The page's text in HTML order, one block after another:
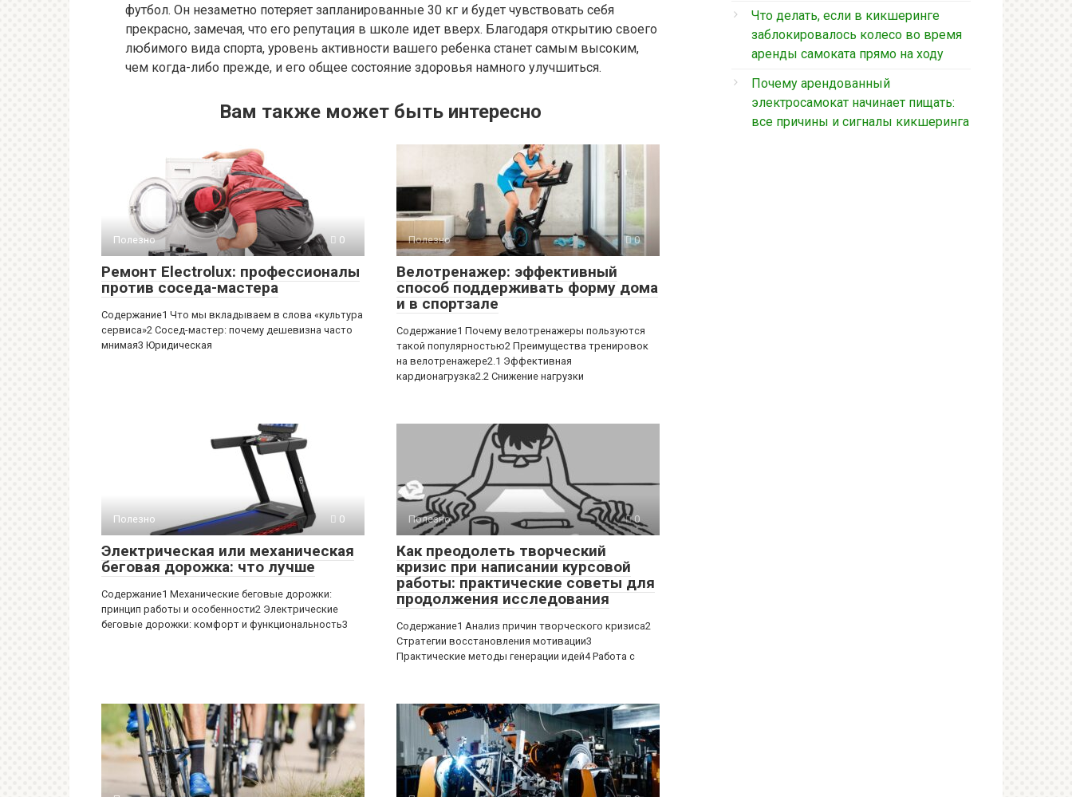
футбол. Он незаметно потеряет запланированные 30 кг и будет чувствовать себя
прекрасно, замечая, что его репутация в школе идет вверх. Благодаря открытию своего
любимого вида спорта, уровень активности вашего ребенка станет самым высоким,
чем когда-либо прежде, и его общее состояние здоровья намного улучшиться.
Вам также может быть интересно
Полезно 0
Ремонт Electrolux: профессионалы
против соседа-мастера
Содержание1 Что мы вкладываем в слова «культура
сервиса»2 Сосед-мастер: почему дешевизна часто
мнимая3 Юридическая
Полезно 0
Велотренажер: эффективный
способ поддерживать форму дома
и в спортзале
Содержание1 Почему велотренажеры пользуются
такой популярностью2 Преимущества тренировок
на велотренажере2.1 Эффективная
кардионагрузка2.2 Снижение нагрузки
Полезно 0
Электрическая или механическая
беговая дорожка: что лучше
Содержание1 Механические беговые дорожки:
принцип работы и особенности2 Электрические
беговые дорожки: комфорт и функциональность3
Полезно 0
Как преодолеть творческий
кризис при написании курсовой
работы: практические советы для
продолжения исследования
Содержание1 Анализ причин творческого кризиса2
Стратегии восстановления мотивации3
Практические методы генерации идей4 Работа с
Что делать, если в кикшеринге
заблокировалось колесо во время
аренды самоката прямо на ходу
Почему арендованный
электросамокат начинает пищать:
все причины и сигналы кикшеринга